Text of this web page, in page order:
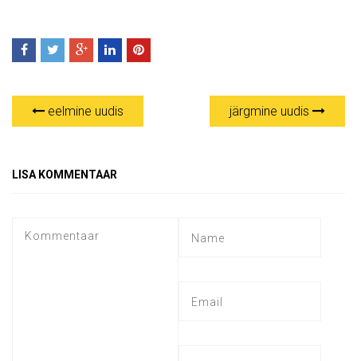
eelmine uudis järgmine uudis
LISA KOMMENTAAR